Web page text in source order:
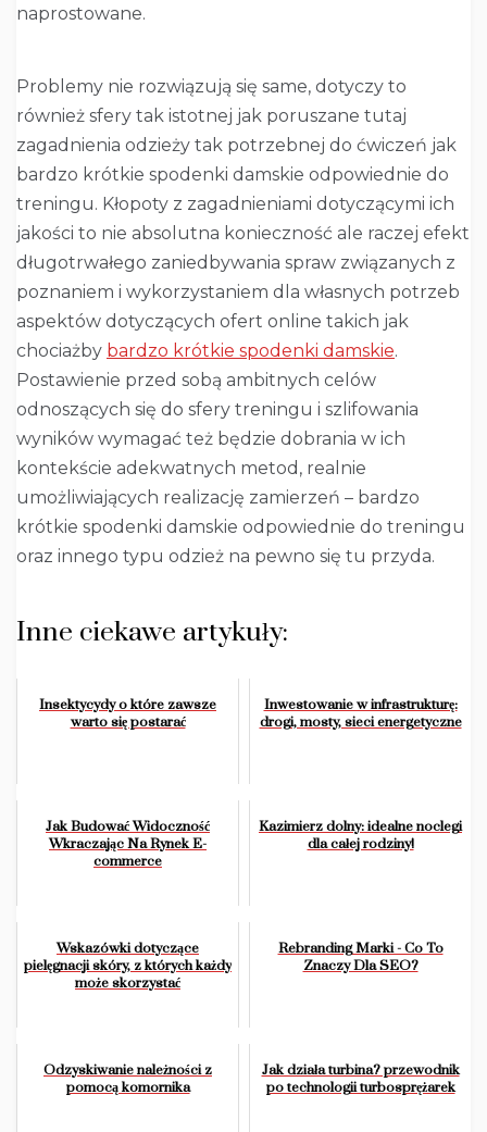
naprostowane.
Problemy nie rozwiązują się same, dotyczy to
również sfery tak istotnej jak poruszane tutaj
zagadnienia odzieży tak potrzebnej do ćwiczeń jak
bardzo krótkie spodenki damskie odpowiednie do
treningu. Kłopoty z zagadnieniami dotyczącymi ich
jakości to nie absolutna konieczność ale raczej efekt
długotrwałego zaniedbywania spraw związanych z
poznaniem i wykorzystaniem dla własnych potrzeb
aspektów dotyczących ofert online takich jak
chociażby bardzo krótkie spodenki damskie.
Postawienie przed sobą ambitnych celów
odnoszących się do sfery treningu i szlifowania
wyników wymagać też będzie dobrania w ich
kontekście adekwatnych metod, realnie
umożliwiających realizację zamierzeń – bardzo
krótkie spodenki damskie odpowiednie do treningu
oraz innego typu odzież na pewno się tu przyda.
Inne ciekawe artykuły:
Insektycydy o które zawsze
warto się postarać
Inwestowanie w infrastrukturę:
drogi, mosty, sieci energetyczne
Jak Budować Widoczność
Wkraczając Na Rynek E-
commerce
Kazimierz dolny: idealne noclegi
dla całej rodziny!
Wskazówki dotyczące
pielęgnacji skóry, z których każdy
może skorzystać
Rebranding Marki - Co To
Znaczy Dla SEO?
Odzyskiwanie należności z
pomocą komornika
Jak działa turbina? przewodnik
po technologii turbosprężarek